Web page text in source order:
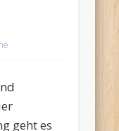
geht es